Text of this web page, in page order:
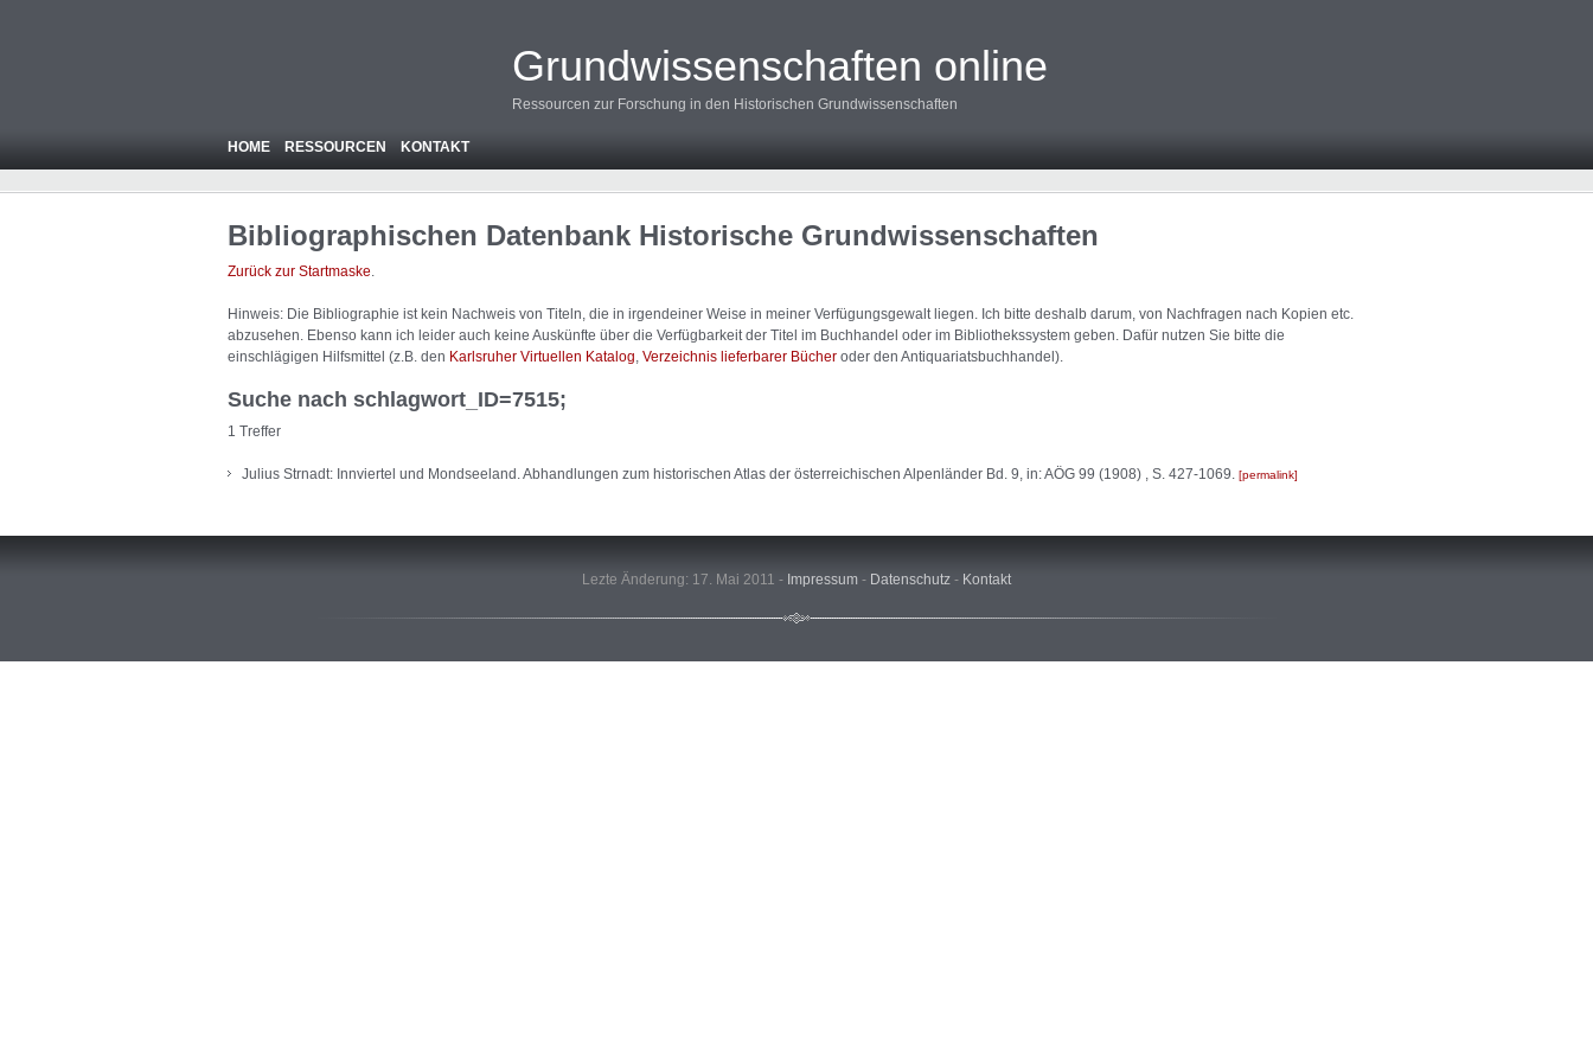
Grundwissenschaften online
Ressourcen zur Forschung in den Historischen Grundwissenschaften
HOME RESSOURCEN KONTAKT
Bibliographischen Datenbank Historische Grundwissenschaften
Zurück zur Startmaske.
Hinweis: Die Bibliographie ist kein Nachweis von Titeln, die in irgendeiner Weise in meiner Verfügungsgewalt liegen. Ich bitte deshalb darum, von Nachfragen nach Kopien etc.
abzusehen. Ebenso kann ich leider auch keine Auskünfte über die Verfügbarkeit der Titel im Buchhandel oder im Bibliothekssystem geben. Dafür nutzen Sie bitte die
einschlägigen Hilfsmittel (z.B. den Karlsruher Virtuellen Katalog Verzeichnis lieferbarer Bücher oder den Antiquariatsbuchhandel).
Suche nach schlagwort_ID=7515;
1 Treffer
Julius Strnadt: Innviertel und Mondseeland. Abhandlungen zum historischen Atlas der österreichischen Alpenländer Bd. 9, in: AÖG 99 (1908) , S. 427-1069. permalink
Lezte Änderung: 17. Mai 2011 - Impressum - Datenschutz - Kontakt